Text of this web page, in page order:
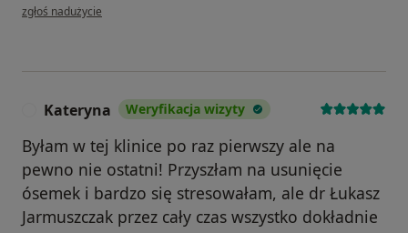
w opinii użytkownika Michał
zgłoś nadużycie
Kateryna Weryfikacja wizyty
Byłam w tej klinice po raz pierwszy ale na
pewno nie ostatni! Przyszłam na usunięcie
ósemek i bardzo się stresowałam, ale dr Łukasz
Jarmuszczak przez cały czas wszystko dokładnie